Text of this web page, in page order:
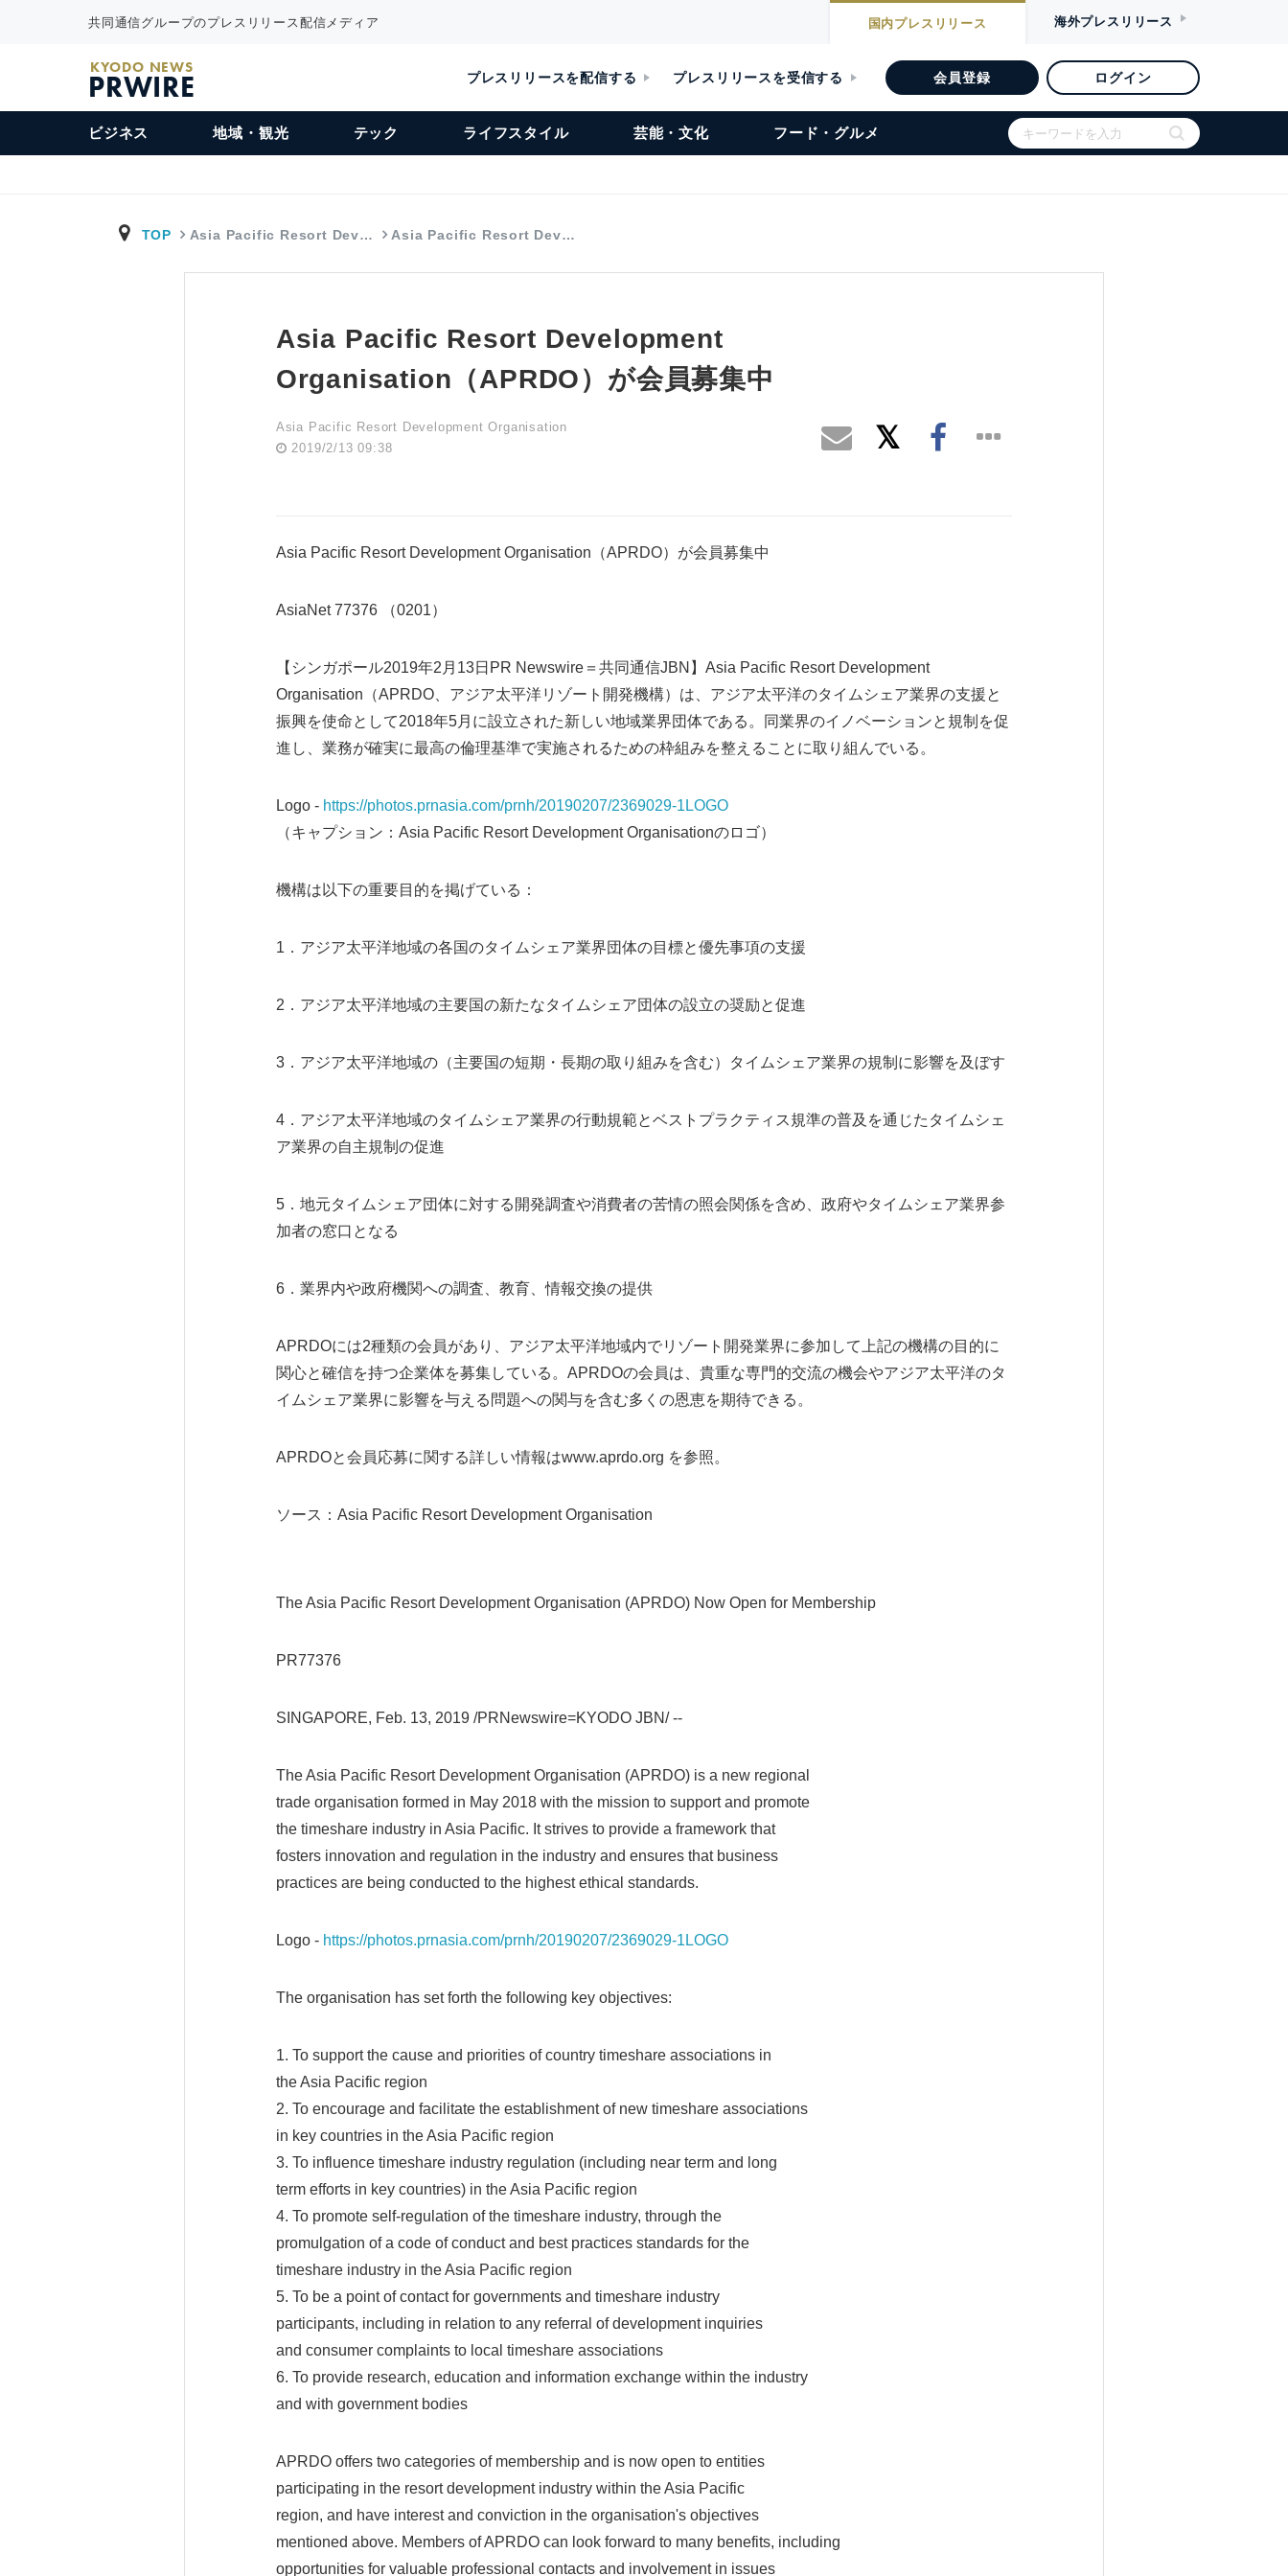
共同通信グループのプレスリリース配信メディア 国内プレスリリース 海外プレスリリース
KYODO NEWS
PRWIRE プレスリリースを配信する プレスリリースを受信する 会員登録 ログイン
ビジネス 地域・観光 テック ライフスタイル 芸能・文化 フード・グルメ
TOP Asia Pacific Resort Dev… Asia Pacific Resort Dev…
Asia Pacific Resort Development
Organisation（APRDO）が会員募集中
Asia Pacific Resort Development Organisation
2019/2/13 09:38
Asia Pacific Resort Development Organisation（APRDO）が会員募集中
AsiaNet 77376 （0201）
【シンガポール2019年2月13日PR Newswire＝共同通信JBN】Asia Pacific Resort Development
Organisation（APRDO、アジア太平洋リゾート開発機構）は、アジア太平洋のタイムシェア業界の支援と
振興を使命として2018年5月に設立された新しい地域業界団体である。同業界のイノベーションと規制を促
進し、業務が確実に最高の倫理基準で実施されるための枠組みを整えることに取り組んでいる。
Logo - https://photos.prnasia.com/prnh/20190207/2369029-1LOGO
（キャプション：Asia Pacific Resort Development Organisationのロゴ）
機構は以下の重要目的を掲げている：
1．アジア太平洋地域の各国のタイムシェア業界団体の目標と優先事項の支援
2．アジア太平洋地域の主要国の新たなタイムシェア団体の設立の奨励と促進
3．アジア太平洋地域の（主要国の短期・長期の取り組みを含む）タイムシェア業界の規制に影響を及ぼす
4．アジア太平洋地域のタイムシェア業界の行動規範とベストプラクティス規準の普及を通じたタイムシェ
ア業界の自主規制の促進
5．地元タイムシェア団体に対する開発調査や消費者の苦情の照会関係を含め、政府やタイムシェア業界参
加者の窓口となる
6．業界内や政府機関への調査、教育、情報交換の提供
APRDOには2種類の会員があり、アジア太平洋地域内でリゾート開発業界に参加して上記の機構の目的に
関心と確信を持つ企業体を募集している。APRDOの会員は、貴重な専門的交流の機会やアジア太平洋のタ
イムシェア業界に影響を与える問題への関与を含む多くの恩恵を期待できる。
APRDOと会員応募に関する詳しい情報はwww.aprdo.org を参照。
ソース：Asia Pacific Resort Development Organisation
The Asia Pacific Resort Development Organisation (APRDO) Now Open for Membership
PR77376
SINGAPORE, Feb. 13, 2019 /PRNewswire=KYODO JBN/ --
The Asia Pacific Resort Development Organisation (APRDO) is a new regional
trade organisation formed in May 2018 with the mission to support and promote
the timeshare industry in Asia Pacific. It strives to provide a framework that
fosters innovation and regulation in the industry and ensures that business
practices are being conducted to the highest ethical standards.
Logo - https://photos.prnasia.com/prnh/20190207/2369029-1LOGO
The organisation has set forth the following key objectives:
1. To support the cause and priorities of country timeshare associations in
the Asia Pacific region
2. To encourage and facilitate the establishment of new timeshare associations
in key countries in the Asia Pacific region
3. To influence timeshare industry regulation (including near term and long
term efforts in key countries) in the Asia Pacific region
4. To promote self-regulation of the timeshare industry, through the
promulgation of a code of conduct and best practices standards for the
timeshare industry in the Asia Pacific region
5. To be a point of contact for governments and timeshare industry
participants, including in relation to any referral of development inquiries
and consumer complaints to local timeshare associations
6. To provide research, education and information exchange within the industry
and with government bodies
APRDO offers two categories of membership and is now open to entities
participating in the resort development industry within the Asia Pacific
region, and have interest and conviction in the organisation's objectives
mentioned above. Members of APRDO can look forward to many benefits, including
opportunities for valuable professional contacts and involvement in issues
Japanese